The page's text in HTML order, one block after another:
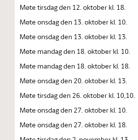
Møte tirsdag den 12. oktober kl. 18.
Møte onsdag den 13. oktober kl. 10.
Møte onsdag den 13. oktober kl. 13.
Møte mandag den 18. oktober kl. 10.
Møte mandag den 18. oktober kl. 18.
Møte onsdag den 20. oktober kl. 13.
Møte tirsdag den 26. oktober kl. 10,10.
Møte onsdag den 27. oktober kl. 10.
Møte onsdag den 27. oktober kl. 18.